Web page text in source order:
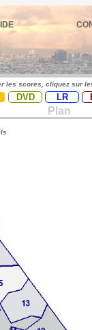
les scores, cliquez sur
DVD LR
Plan